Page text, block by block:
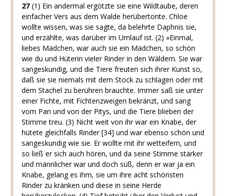
27 (1) Ein andermal ergötzte sie eine Wildtaube, deren
einfacher Vers aus dem Walde herübertonte. Chloe
wollte wissen, was sie sagte, da belehrte Daphnis sie,
und erzählte, was darüber im Umlauf ist. (2) »Einmal,
liebes Mädchen, war auch sie ein Mädchen, so schön
wie du und Hüterin vieler Rinder in den Wäldern. Sie war
sangeskundig, und die Tiere freuten sich ihrer Kunst so,
daß sie sie niemals mit dem Stock zu schlagen oder mit
dem Stachel zu berühren brauchte. Immer saß sie unter
einer Fichte, mit Fichtenzweigen bekränzt, und sang
vom Pan und von der Pitys, und die Tiere blieben der
Stimme treu. (3) Nicht weit von ihr war ein Knabe, der
hütete gleichfalls Rinder[34] und war ebenso schön und
sangeskundig wie sie. Er wollte mit ihr wetteifern, und
so ließ er sich auch hören, und da seine Stimme stärker
und männlicher war und doch süß, denn er war ja ein
Knabe, gelang es ihm, sie um ihre acht schönsten
Rinder zu kränken und diese in seine Herde